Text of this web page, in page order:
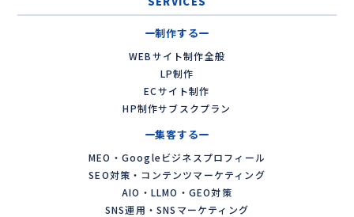
制作する
WEBサイト制作全般
LP制作
ECサイト制作
HP制作サブスクプラン
集客する
MEO・Googleビジネスプロフィール
SEO対策・コンテンツマーケティング
AIO・LLMO・GEO対策
SNS運用・SNSマーケティング